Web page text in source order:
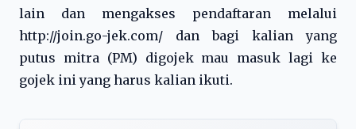
lain dan mengakses pendaftaran melalui
http://join.go-jek.com/ dan bagi kalian yang
putus mitra (PM) digojek mau masuk lagi ke
gojek ini yang harus kalian ikuti.